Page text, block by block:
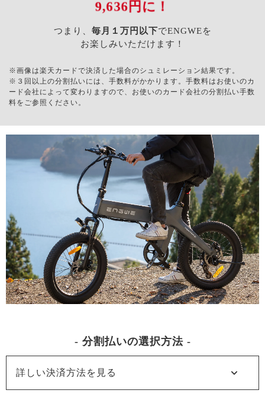
9,636円に！
つまり、 毎月１万円以下でENGWEを
お楽しみいただけます！
※画像は楽天カードで決済した場合のシュミレーション結果です。
※３回以上の分割払いには、手数料がかかります。手数料はお使いのカ
ード会社によって変わりますので、お使いのカード会社の分割払い手数
料をご参照ください。
- 分割払いの選択方法 -
詳しい決済方法を見る expand_more